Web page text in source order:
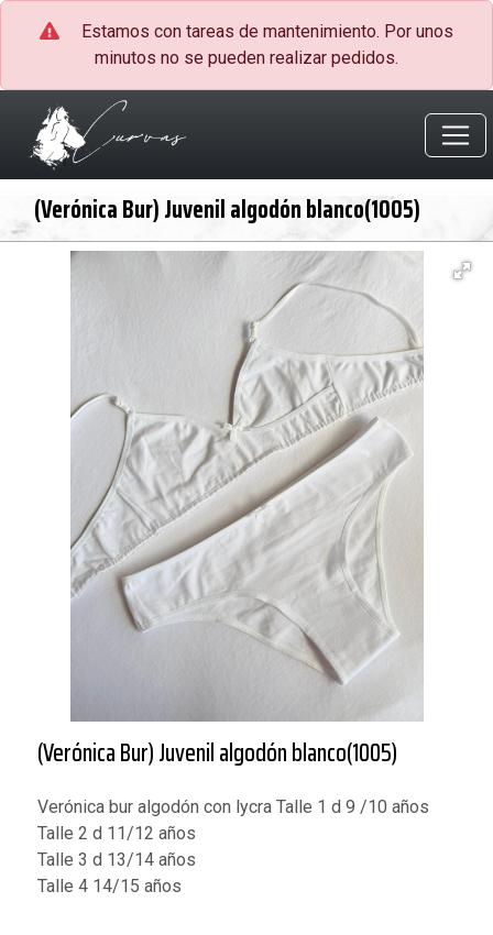
Estamos con tareas de mantenimiento. Por unos
minutos no se pueden realizar pedidos.
(Verónica Bur) Juvenil algodón blanco(1005)
(Verónica Bur) Juvenil algodón blanco(1005)
Verónica bur algodón con lycra Talle 1 d 9 /10 años
Talle 2 d 11/12 años
Talle 3 d 13/14 años
Talle 4 14/15 años